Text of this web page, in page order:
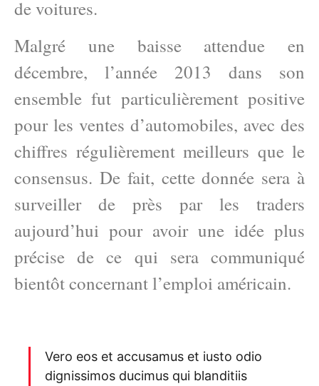
de voitures.
Malgré une baisse attendue en
décembre, l’année 2013 dans son
ensemble fut particulièrement positive
pour les ventes d’automobiles, avec des
chiffres régulièrement meilleurs que le
consensus. De fait, cette donnée sera à
surveiller de près par les traders
aujourd’hui pour avoir une idée plus
précise de ce qui sera communiqué
bientôt concernant l’emploi américain.
Vero eos et accusamus et iusto odio
dignissimos ducimus qui blanditiis